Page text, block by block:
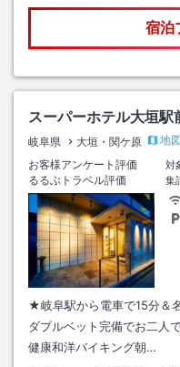
宿泊
スーパーホテル大垣駅
岐阜県 大垣・関ケ原
地図
お客様アンケート評価
対
るるぶトラベル評価
集
★岐阜駅から電車で15分＆
ダブルベット完備でお二人
健康和洋バイキング朝…